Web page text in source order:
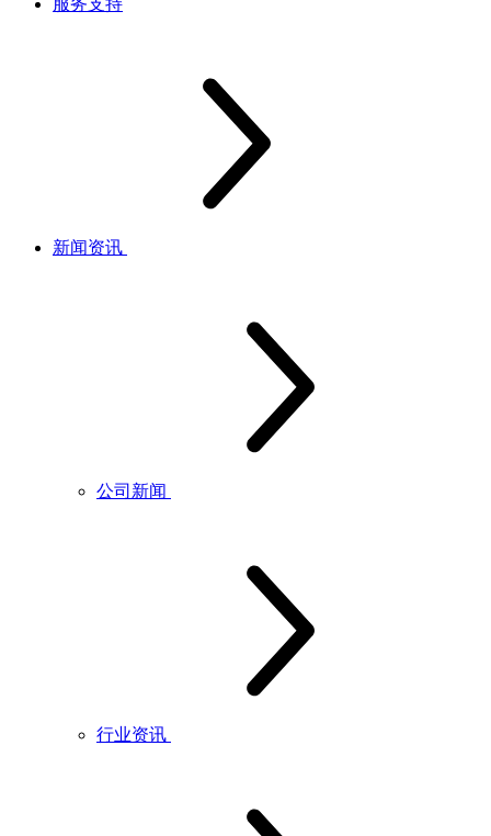
服务支持
新闻资讯
公司新闻
行业资讯